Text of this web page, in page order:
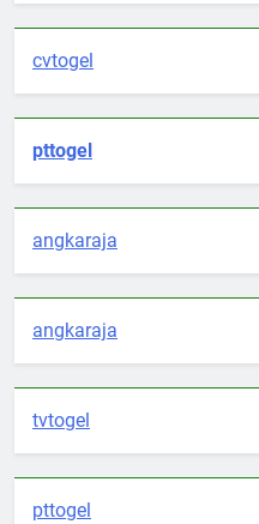
cvtogel
pttogel
angkaraja
angkaraja
tvtogel
pttogel